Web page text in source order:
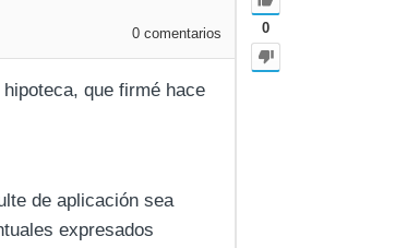
0
0 comentarios
que firmé hace
de aplicación sea
expresados